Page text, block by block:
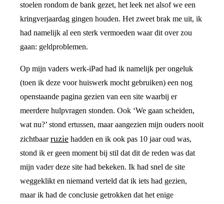
stoelen rondom de bank gezet, het leek net alsof we een
kringverjaardag gingen houden. Het zweet brak me uit, ik
had namelijk al een sterk vermoeden waar dit over zou
gaan: geldproblemen.
Op mijn vaders werk-iPad had ik namelijk per ongeluk
(toen ik deze voor huiswerk mocht gebruiken) een nog
openstaande pagina gezien van een site waarbij er
meerdere hulpvragen stonden. Ook ‘We gaan scheiden,
wat nu?’ stond ertussen, maar aangezien mijn ouders nooit
zichtbaarruzie hadden en ik ook pas 10 jaar oud was,
stond ik er geen moment bij stil dat dit de reden was dat
mijn vader deze site had bekeken. Ik had snel de site
weggeklikt en niemand verteld dat ik iets had gezien,
maar ik had de conclusie getrokken dat het enige